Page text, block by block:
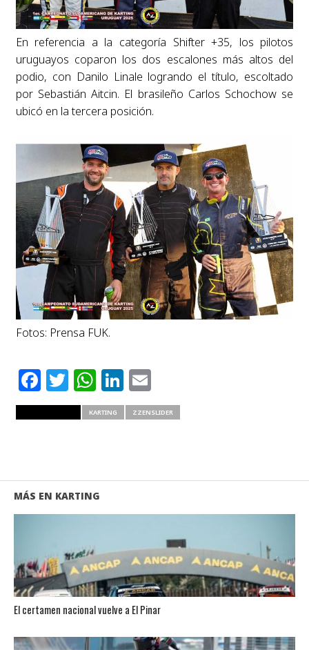
En referencia a la categoría Shifter +35, los pilotos
uruguayos coparon los dos escalones más altos del
podio, con Danilo Linale logrando el título, escoltado
por Sebastián Aitcin. El brasileño Carlos Schochow se
ubicó en la tercera posición.
Fotos: Prensa FUK.
Facebook
Twitter
WhatsApp
LinkedIn
Email
KARTING ZZENSLIDER
MÁS EN KARTING
El certamen nacional vuelve a El Pinar